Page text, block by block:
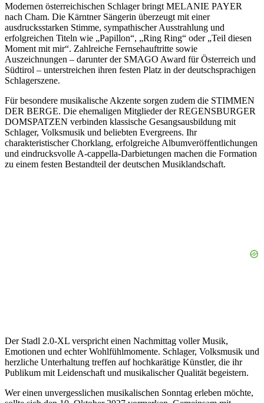
Modernen österreichischen Schlager bringt MELANIE PAYER
nach Cham. Die Kärntner Sängerin überzeugt mit einer
ausdrucksstarken Stimme, sympathischer Ausstrahlung und
erfolgreichen Titeln wie „Papillon“, „Ring Ring“ oder „Teil diesen
Moment mit mir“. Zahlreiche Fernsehauftritte sowie
Auszeichnungen – darunter der SMAGO Award für Österreich und
Südtirol – unterstreichen ihren festen Platz in der deutschsprachigen
Schlagerszene.
Für besondere musikalische Akzente sorgen zudem die STIMMEN
DER BERGE. Die ehemaligen Mitglieder der REGENSBURGER
DOMSPATZEN verbinden klassische Gesangsausbildung mit
Schlager, Volksmusik und beliebten Evergreens. Ihr
charakteristischer Chorklang, erfolgreiche Albumveröffentlichungen
und eindrucksvolle A-cappella-Darbietungen machen die Formation
zu einem festen Bestandteil der deutschen Musiklandschaft.
Der Stadl 2.0-XL verspricht einen Nachmittag voller Musik,
Emotionen und echter Wohlfühlmomente. Schlager, Volksmusik und
herzliche Unterhaltung treffen auf hochkarätige Künstler, die ihr
Publikum mit Leidenschaft und musikalischer Qualität begeistern.
Wer einen unvergesslichen musikalischen Sonntag erleben möchte,